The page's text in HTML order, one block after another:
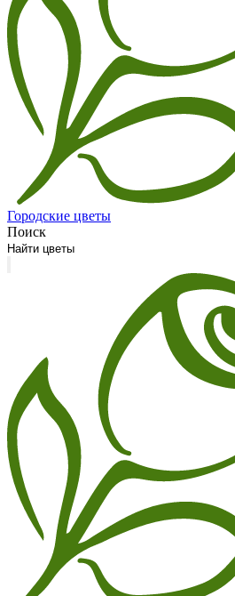
Городские цветы
Поиск